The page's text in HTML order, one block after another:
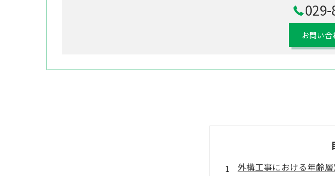
お問い合
外構工事における年齢